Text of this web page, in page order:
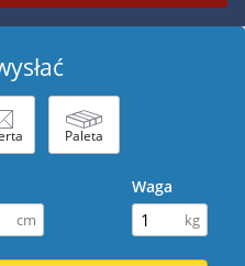
Paleta
Waga